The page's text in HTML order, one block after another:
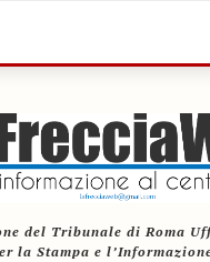
del Tribunale di Roma
la Stampa e